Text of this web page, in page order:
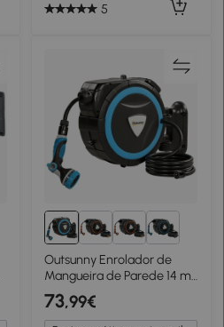
5
Outsunny Enrolador de
Mangueira de Parede 14 m
1,5 m com Trava e
Adaptadores Giratório a
180° 12 Modos de
73,99€